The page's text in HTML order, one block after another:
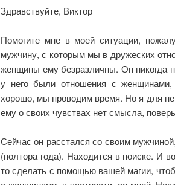
Здравствуйте, Виктор
Помогите мне в моей ситуации,
мужчину, с которым мы в дружеских
женщины ему безразличны. Он никогда
у него были отношения с
хорошо, мы проводим время. Но я для
ему о своих чувствах нет смысла,
Сейчас он расстался со своим
(полтора года). Находится в поиске. И
то сделать с помощью вашей магии,